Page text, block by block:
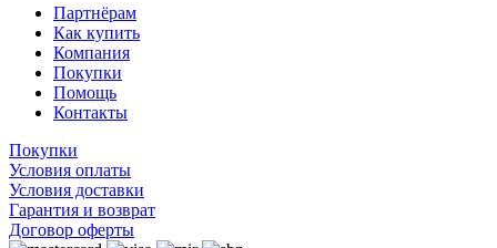
Партнёрам
Как купить
Компания
Покупки
Помощь
Контакты
Покупки
Условия оплаты
Условия доставки
Гарантия и возврат
Договор оферты